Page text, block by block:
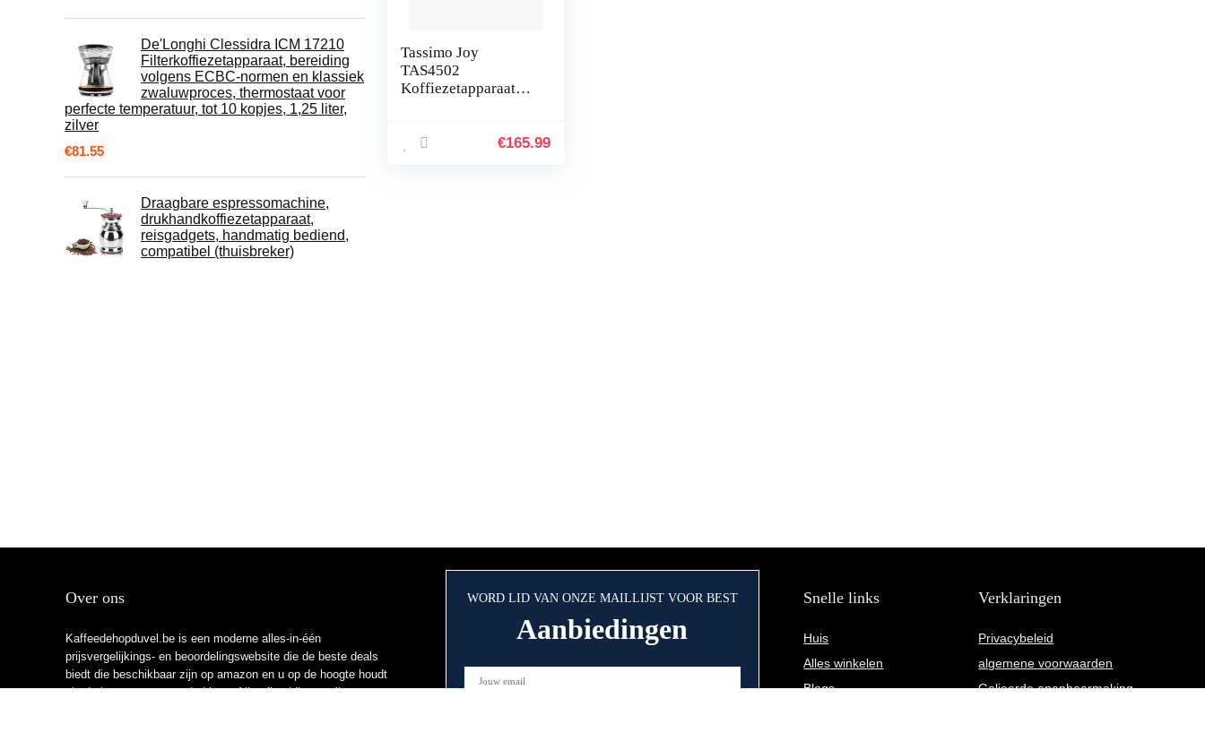
De'Longhi Clessidra ICM 17210
Filterkoffiezetapparaat, bereiding
volgens ECBC-normen en klassiek
zwaluwproces, thermostaat voor
perfecte temperatuur, tot 10 kopjes, 1,25 liter,
zilver
€81.55
Draagbare espressomachine,
drukhandkoffiezetapparaat,
reisgadgets, handmatig bediend,
compatibel (thuisbreker)
Tassimo Joy
TAS4502
Koffiezetapparaat
volautomatisch,€165.99
Over ons
Kaffeedehopduvel.be is een moderne alles-in-één
prijsvergelijkings- en beoordelingswebsite die de beste deals
biedt die beschikbaar zijn op amazon en u op de hoogte houdt
via de laatst toegevoegde blogs. Alle afbeeldingen zijn
WORD LID VAN ONZE MAILLIJST VOOR BEST
Aanbiedingen
Snelle links
Huis
Alles winkelen
Blogs
Verklaringen
Privacybeleid
algemene voorwaarden
Gelieerde openbaarmaking